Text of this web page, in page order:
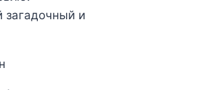
загадочный и